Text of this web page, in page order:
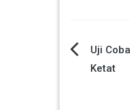
Uji
Ketat